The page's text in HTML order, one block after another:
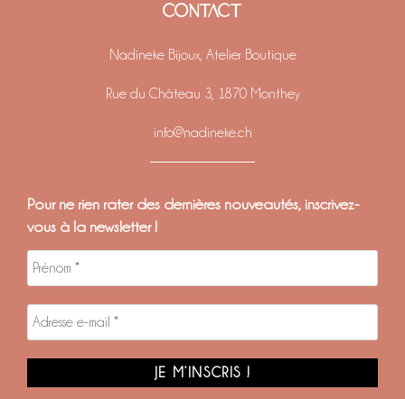
CONTACT
Nadineke Bijoux, Atelier Boutique
Rue du Château 3, 1870 Monthey
info@nadineke.ch
Pour ne rien rater des dernières nouveautés, inscrivez-
vous à la newsletter !